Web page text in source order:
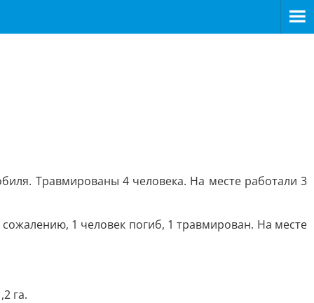
Травмированы 4 человека. На месте работали 3
1 человек погиб, 1 травмирован. На месте
га.